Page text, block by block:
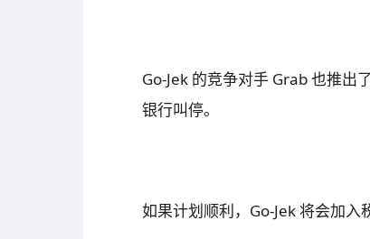
Go-Jek 的竞争对手 Grab 也推出
银行叫停。
如果计划顺利，Go-Jek 将会加入